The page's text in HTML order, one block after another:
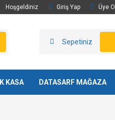
Hoşgeldiniz Giriş Yap Üye Ol
Sepetiniz
KASA DATASARF MAĞAZA